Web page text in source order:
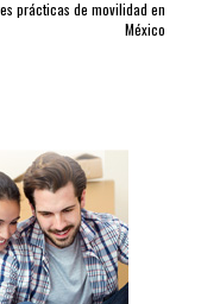
prácticas de movilidad en
México